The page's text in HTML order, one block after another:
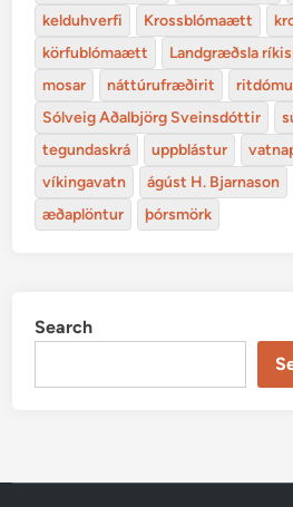
kelduhverfi
Krossblómaætt
körfublómaætt
Landgræðsla
mosar
náttúrufræðirit
Sólveig Aðalbjörg Sveinsdóttir
tegundaskrá
uppblástur
víkingavatn
ágúst H. Bjarnason
æðaplöntur
þórsmörk
Search